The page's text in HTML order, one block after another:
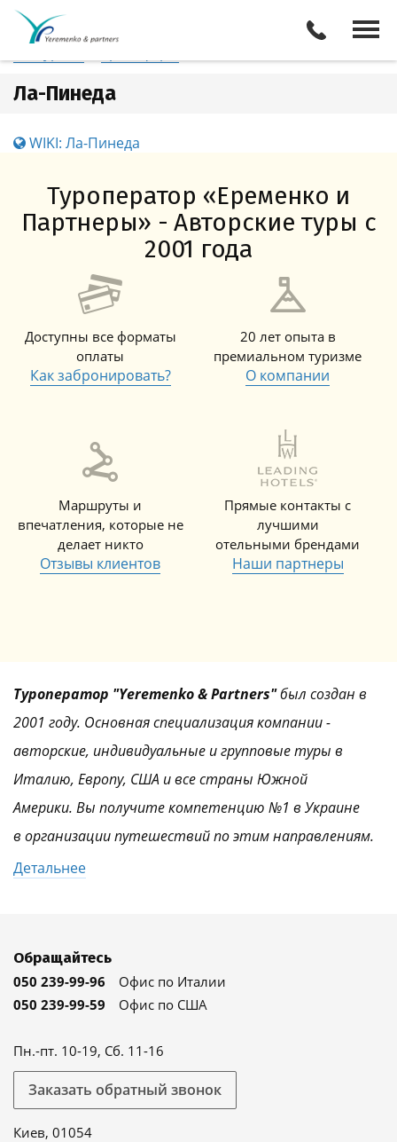
Испания
Все туры
Ла-Пинеда
WIKI: Ла-Пинеда
Туроператор «Еременко и
Партнеры» - Авторские туры с
2001 года
Доступны все форматы
оплаты
Как забронировать?
20 лет опыта в
премиальном туризме
О компании
Маршруты и
впечатления, которые не
делает никто
Отзывы клиентов
Прямые контакты с
лучшими
отельными брендами
Наши партнеры
Туроператор "Yeremenko & Partners"был создан в
2001 году. Основная специализация компании -
авторские, индивидуальные и групповые туры в
Италию, Европу, США и все страны Южной
Америки. Вы получите компетенцию №1 в Украине
в организации путешествий по этим направлениям.
Детальнее
Обращайтесь
050 239-99-96
Офис по Италии
050 239-99-59
Офис по США
Пн.-пт. 10-19, Сб. 11-16
Заказать обратный звонок
Киев, 01054